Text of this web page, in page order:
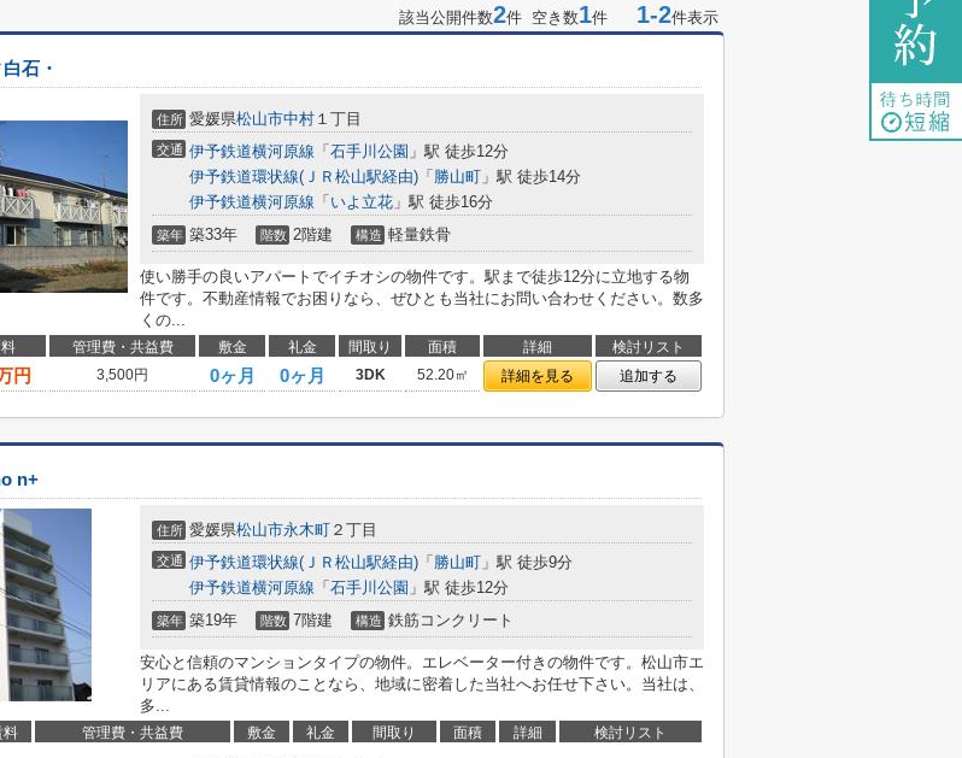
該当公開件数2件 空き数1件 1-2件表示
石・
住所 愛媛県松山市中村 １丁目
交通 伊予鉄道横河原線 「 石手川公園 」駅 徒歩12分
伊予鉄道環状線(ＪＲ松山駅経由) 「 勝山町 」駅 徒歩14分
伊予鉄道横河原線 「 いよ立花 」駅 徒歩16分
築年 築33年 階数 2階建 構造 軽量鉄骨
使い勝手の良いアパートでイチオシの物件です。駅まで徒歩12分に立地する物
件です。不動産情報でお困りなら、ぜひとも当社にお問い合わせください。数多
くの...
管理費・共益費 敷金 礼金 間取り 面積 詳細
検討リスト
円 3,500円 0ヶ月 0ヶ月 3DK 52.20㎡ 詳細を見る 追加する
n+
住所 愛媛県松山市永木町 ２丁目
交通 伊予鉄道環状線(ＪＲ松山駅経由) 「 勝山町 」駅 徒歩9分
伊予鉄道横河原線 「 石手川公園 」駅 徒歩12分
築年 築19年 階数 7階建 構造 鉄筋コンクリート
安心と信頼のマンションタイプの物件。エレベーター付きの物件です。松山市エ
リアにある賃貸情報のことなら、地域に密着した当社へお任せ下さい。当社は、
多...
料 管理費・共益費 敷金 礼金 間取り 面積 詳細 検討リスト